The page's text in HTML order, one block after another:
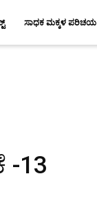
ಸಾಧಕ ಮಕ್ಕಳ ಪರಿಚಯ
-13